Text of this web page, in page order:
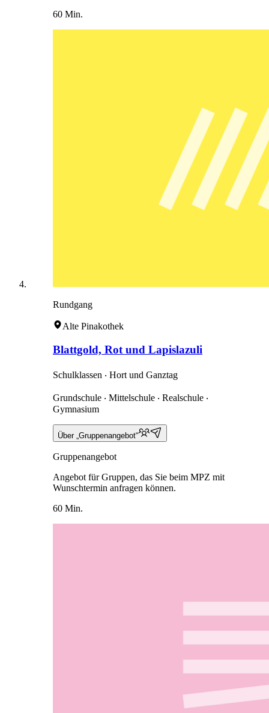
60 Min.
Rundgang
Alte Pinakothek
Blattgold, Rot und Lapislazuli
Schulklassen ‧ Hort und Ganztag
Grundschule ‧ Mittelschule ‧ Realschule ‧
Gymnasium
Über „Gruppenangebot“
Gruppenangebot
Angebot für Gruppen, das Sie beim MPZ mit
Wunschtermin anfragen können.
60 Min.